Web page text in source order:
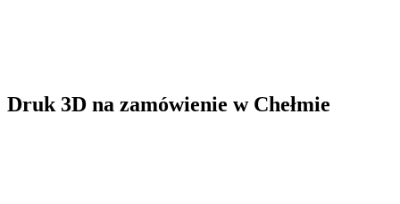
Druk 3D na zamówienie w Chełmie